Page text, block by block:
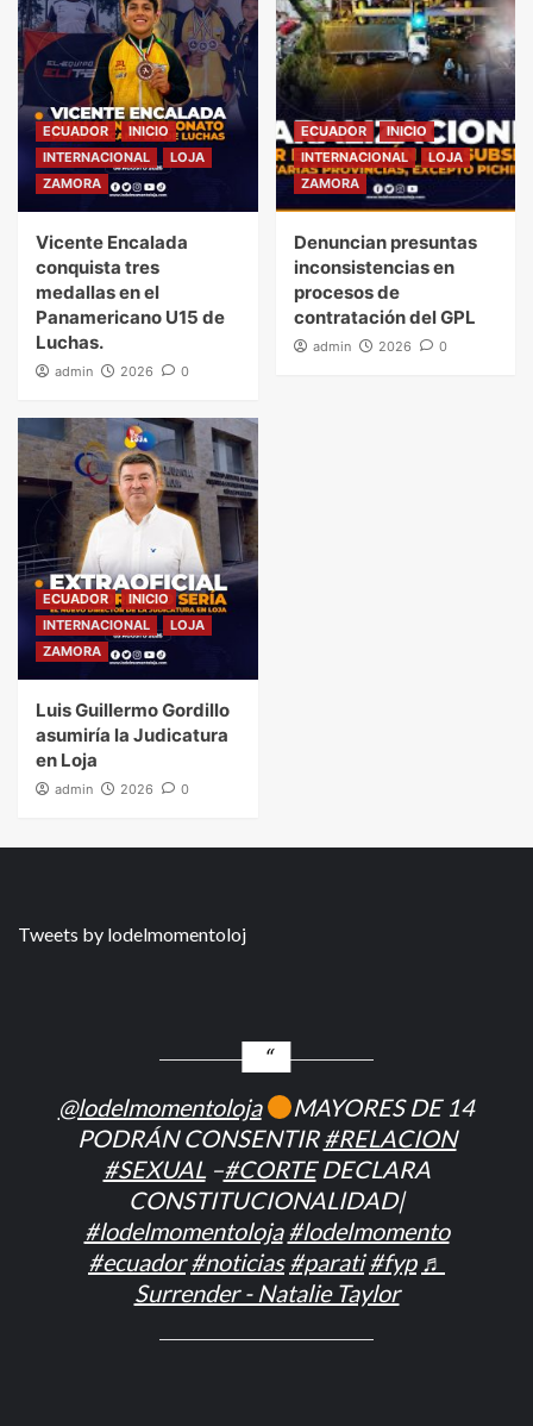
ECUADOR
INICIO
INTERNACIONAL
LOJA
ZAMORA
Vicente Encalada
conquista tres
medallas en el
Panamericano U15 de
Luchas.
admin 2026 0
ECUADOR
INICIO
INTERNACIONAL
LOJA
ZAMORA
Denuncian presuntas
inconsistencias en
procesos de
contratación del GPL
admin 2026 0
ECUADOR
INICIO
INTERNACIONAL
LOJA
ZAMORA
Luis Guillermo Gordillo
asumiría la Judicatura
en Loja
admin 2026 0
Tweets by lodelmomentoloj
@lodelmomentoloja
MAYORES DE 14
PODRÁN CONSENTIR#RELACION
#SEXUAL–#CORTEDECLARA
CONSTITUCIONALIDAD|
#lodelmomentoloja #lodelmomento
#ecuador #noticias #parati #fyp ♬
Surrender - Natalie Taylor